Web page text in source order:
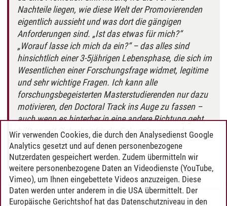
Nachteile liegen, wie diese Welt der Promovierenden
eigentlich aussieht und was dort die gängigen
Anforderungen sind. „Ist das etwas für mich?“
„Worauf lasse ich mich da ein?“ – das alles sind
hinsichtlich einer 3-5jährigen Lebensphase, die sich im
Wesentlichen einer Forschungsfrage widmet, legitime
und sehr wichtige Fragen. Ich kann alle
forschungsbegeisterten Masterstudierenden nur dazu
motivieren, den Doctoral Track ins Auge zu fassen –
auch wenn es hinterher in eine andere Richtung geht,
hilft es mit Sicherheit für die Fokussierung und
Qualität der Masterarbeit sowie für das Thema
„Netzwerke aufbauen“.
Wir verwenden Cookies, die durch den Analysedienst Google
Analytics gesetzt und auf denen personenbezogene
Nutzerdaten gespeichert werden. Zudem übermitteln wir
weitere personenbezogene Daten an Videodienste (YouTube,
Vimeo), um Ihnen eingebettete Videos anzuzeigen. Diese
Daten werden unter anderem in die USA übermittelt. Der
Europäische Gerichtshof hat das Datenschutzniveau in den